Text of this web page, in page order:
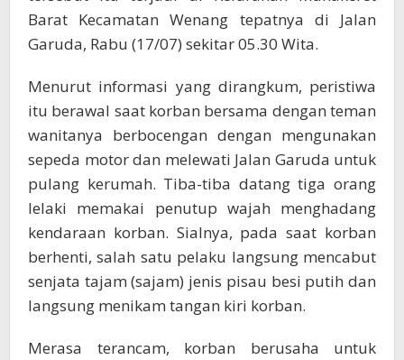
Barat Kecamatan Wenang tepatnya di Jalan
Garuda, Rabu (17/07) sekitar 05.30 Wita.
Menurut informasi yang dirangkum, peristiwa
itu berawal saat korban bersama dengan teman
wanitanya berbocengan dengan mengunakan
sepeda motor dan melewati Jalan Garuda untuk
pulang kerumah. Tiba-tiba datang tiga orang
lelaki memakai penutup wajah menghadang
kendaraan korban. Sialnya, pada saat korban
berhenti, salah satu pelaku langsung mencabut
senjata tajam (sajam) jenis pisau besi putih dan
langsung menikam tangan kiri korban.
Merasa terancam, korban berusaha untuk